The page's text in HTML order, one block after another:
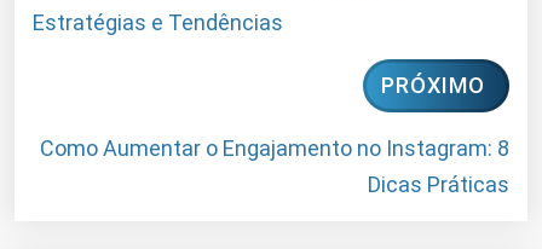
Estratégias e Tendências
PRÓXIMO
Como Aumentar o Engajamento no Instagram: 8
Dicas Práticas